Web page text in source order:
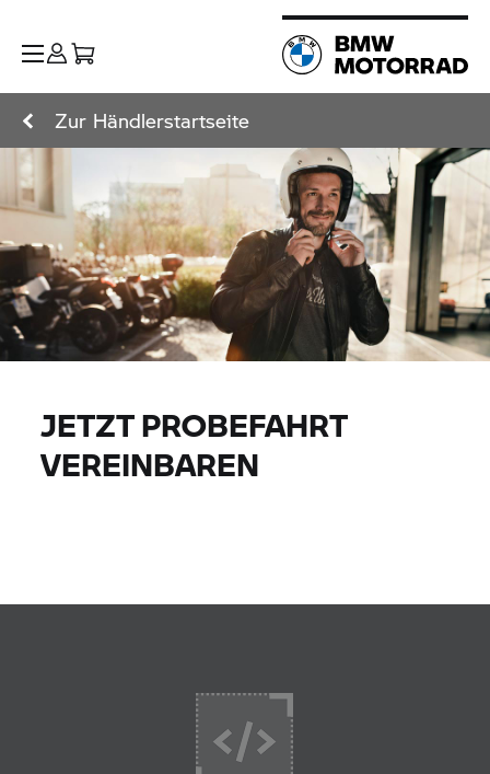
Zur Händlerstartseite
JETZT PROBEFAHRT
VEREINBAREN